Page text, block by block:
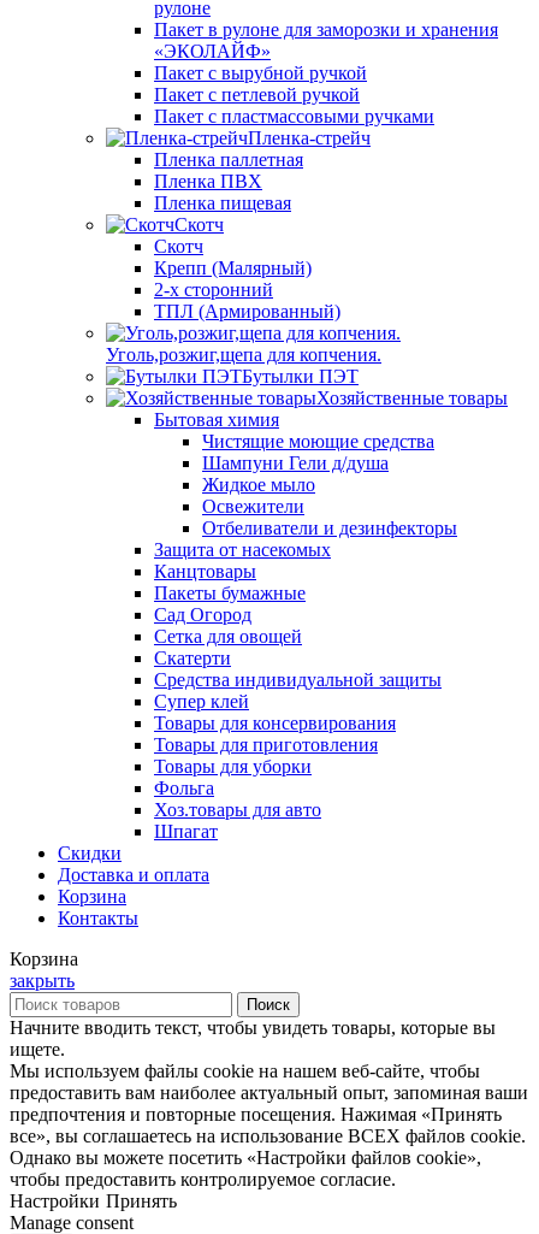
рулоне
Пакет в рулоне для заморозки и хранения
«ЭКОЛАЙФ»
Пакет с вырубной ручкой
Пакет с петлевой ручкой
Пакет с пластмассовыми ручками
Пленка-стрейч
Пленка паллетная
Пленка ПВХ
Пленка пищевая
Скотч
Скотч
Крепп (Малярный)
2-х сторонний
ТПЛ (Армированный)
Уголь,розжиг,щепа для копчения.
Бутылки ПЭТ
Хозяйственные товары
Бытовая химия
Чистящие моющие средства
Шампуни Гели д/душа
Жидкое мыло
Освежители
Отбеливатели и дезинфекторы
Защита от насекомых
Канцтовары
Пакеты бумажные
Сад Огород
Сетка для овощей
Скатерти
Средства индивидуальной защиты
Супер клей
Товары для консервирования
Товары для приготовления
Товары для уборки
Фольга
Хоз.товары для авто
Шпагат
Скидки
Доставка и оплата
Корзина
Контакты
Корзина
закрыть
Поиск
Начните вводить текст, чтобы увидеть товары, которые вы
ищете.
Мы используем файлы cookie на нашем веб-сайте, чтобы
предоставить вам наиболее актуальный опыт, запоминая ваши
предпочтения и повторные посещения. Нажимая «Принять
все», вы соглашаетесь на использование ВСЕХ файлов cookie.
Однако вы можете посетить «Настройки файлов cookie»,
чтобы предоставить контролируемое согласие.
Настройки Принять
Manage consent